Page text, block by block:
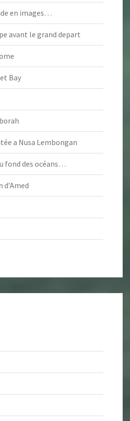
en images…
avant le grand depart
Bay
a Nusa Lembongan
fond des océans…
d’Amed